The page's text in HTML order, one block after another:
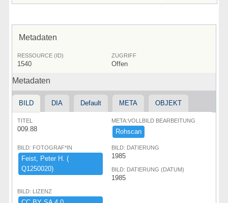
Metadaten
RESSOURCE (ID)
1540
ZUGRIFF
Offen
Metadaten
BILD DIA Default META OBJEKT
TITEL
009.88
META:VOLLBILD BEARBEITUNG
Rohscan
BILD: FOTOGRAF*IN
Feist,​ ​Peter ​H.​ ​(​
Q1250020)​
BILD: DATIERUNG
1985
BILD: DATIERUNG (DATUM)
1985
BILD: LIZENZ